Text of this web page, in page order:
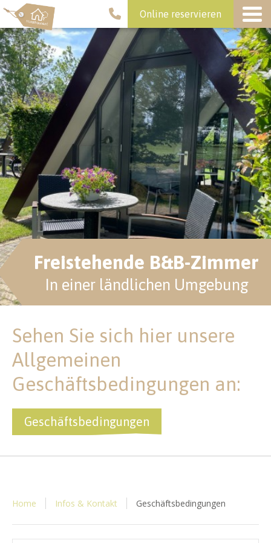
Online reservieren
Freistehende B&B-Zimmer
In einer ländlichen Umgebung
Sehen Sie sich hier unsere
Allgemeinen
Geschäftsbedingungen an:
Geschäftsbedingungen
Home Infos & Kontakt Geschäftsbedingungen